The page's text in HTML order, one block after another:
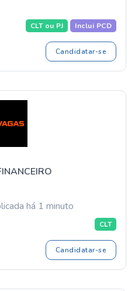
CLT ou PJ Inclui PCD
Candidatar-se
há 1 minuto
CLT
Candidatar-se